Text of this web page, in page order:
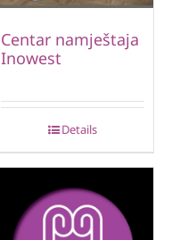
Centar namještaja
Inowest
Details